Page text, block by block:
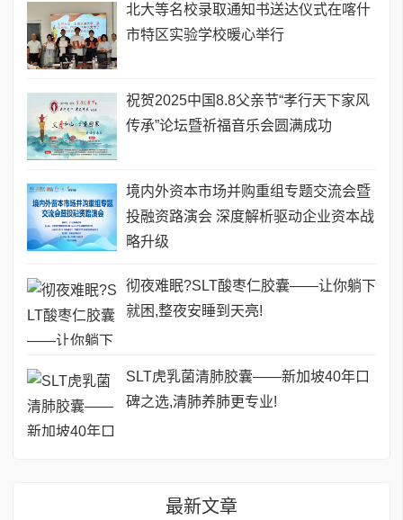
北大等名校录取通知书送达仪式在喀什
市特区实验学校暖心举行
祝贺2025中国8.8父亲节“孝行天下家风
传承”论坛暨祈福音乐会圆满成功
境内外资本市场并购重组专题交流会暨
投融资路演会 深度解析驱动企业资本战
略升级
彻夜难眠?SLT酸枣仁胶囊——让你躺下
就困,整夜安睡到天亮!
SLT虎乳菌清肺胶囊——新加坡40年口
碑之选,清肺养肺更专业!
最新文章